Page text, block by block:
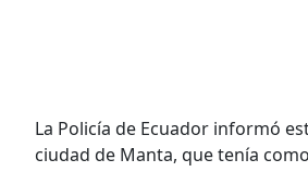
La Policía de Ecuador informó
ciudad de Manta, que tenía